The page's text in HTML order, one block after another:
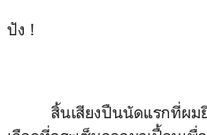
ปัง !
สิ้นเสียงปืนนัดแรกที่ผม